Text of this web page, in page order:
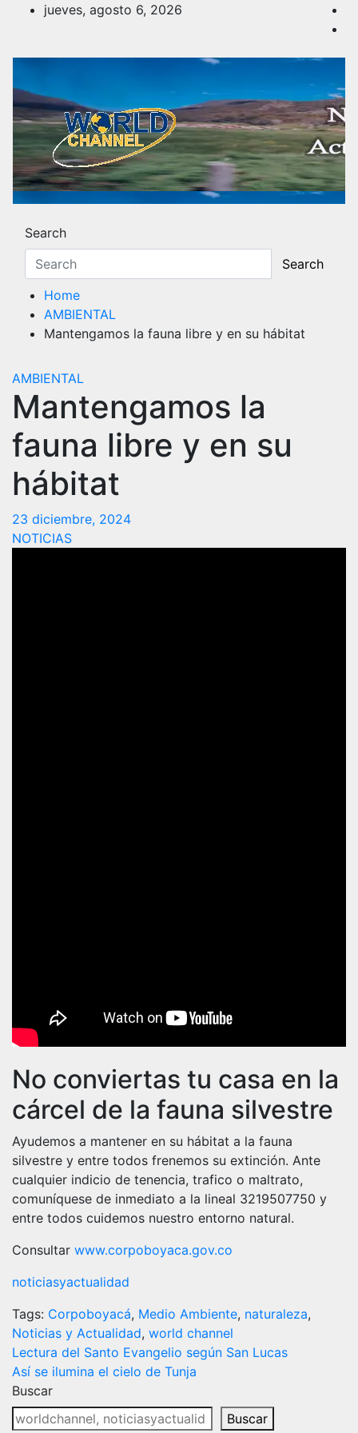
jueves, agosto 6, 2026
Noticias y Actualidad
Search
Search
Home
AMBIENTAL
Mantengamos la fauna libre y en su hábitat
AMBIENTAL
Mantengamos la
fauna libre y en su
hábitat
23 diciembre, 2024
NOTICIAS
No conviertas tu casa en la
cárcel de la fauna silvestre
Ayudemos a mantener en su hábitat a la fauna
silvestre y entre todos frenemos su extinción. Ante
cualquier indicio de tenencia, trafico o maltrato,
comuníquese de inmediato a la lineal 3219507750 y
entre todos cuidemos nuestro entorno natural.
Consultar www.corpoboyaca.gov.co
noticiasyactualidad
Tags: Corpoboyacá, Medio Ambiente, naturaleza,
Noticias y Actualidad, world channel
Navegación
de
entradas
Lectura del Santo Evangelio según San Lucas
Así se ilumina el cielo de Tunja
Buscar
Buscar